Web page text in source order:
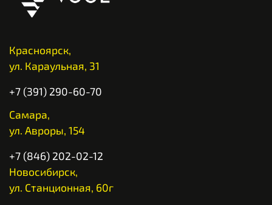
Красноярск,
ул. Караульная, 31
+7 (391) 290-60-70
Самара,
ул. Авроры, 154
+7 (846) 202-02-12
Новосибирск,
ул. Станционная, 60г